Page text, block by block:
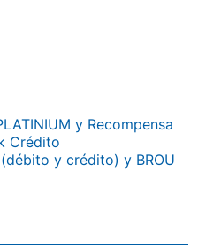
y Recompensa
Crédito
y crédito) y BROU